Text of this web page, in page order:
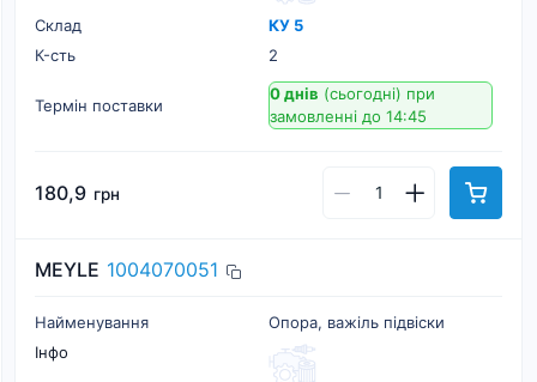
Склад
КУ 5
К-cть
2
Термін поставки
0 днів (сьогодні) при
замовленні до 14:45
180,9 грн
MEYLE 1004070051
Найменування
Опора, важіль підвіски
Інфо